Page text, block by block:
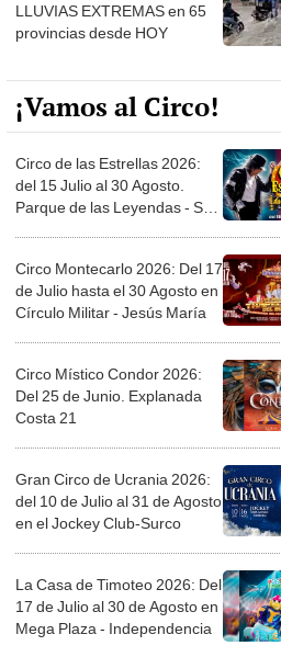
LLUVIAS EXTREMAS en 65
provincias desde HOY
¡Vamos al Circo!
Circo de las Estrellas 2026:
del 15 Julio al 30 Agosto.
Parque de las Leyendas - San
Circo Montecarlo 2026: Del 17
de Julio hasta el 30 Agosto en
Círculo Militar - Jesús María
Circo Místico Condor 2026:
Del 25 de Junio. Explanada
Costa 21
Gran Circo de Ucrania 2026:
del 10 de Julio al 31 de Agosto
en el Jockey Club-Surco
La Casa de Timoteo 2026: Del
17 de Julio al 30 de Agosto en
Mega Plaza - Independencia